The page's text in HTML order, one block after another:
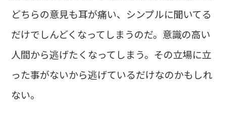
どちらの意見も耳が痛い、シンプルに聞いてる
だけでしんどくなってしまうのだ。意識の高い
人間から逃げたくなってしまう。その立場に立
った事がないから逃げているだけなのかもしれ
ない。